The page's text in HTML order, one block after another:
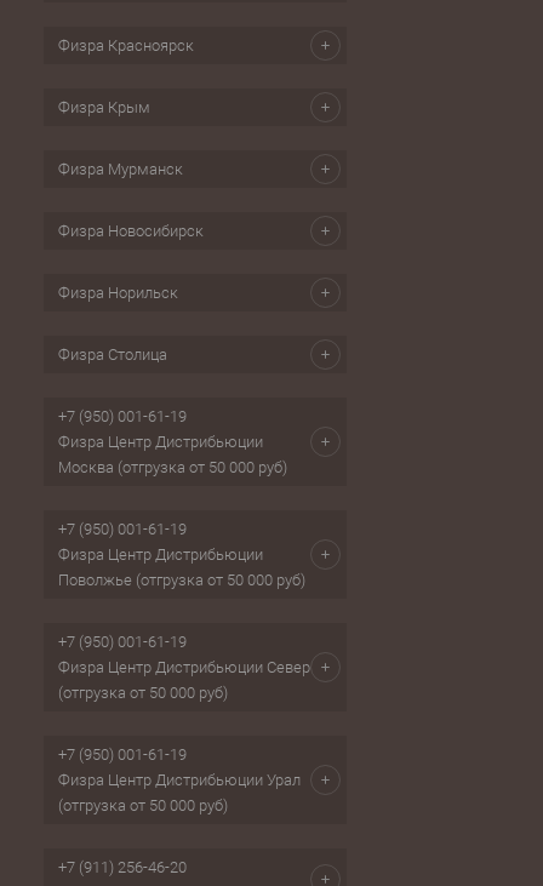
Физра Красноярск
Физра Крым
Физра Мурманск
Физра Новосибирск
Физра Норильск
Физра Столица
+7 (950) 001-61-19
Физра Центр Дистрибьюции
Москва (отгрузка от 50 000 руб)
+7 (950) 001-61-19
Физра Центр Дистрибьюции
Поволжье (отгрузка от 50 000 руб)
+7 (950) 001-61-19
Физра Центр Дистрибьюции Север
(отгрузка от 50 000 руб)
+7 (950) 001-61-19
Физра Центр Дистрибьюции Урал
(отгрузка от 50 000 руб)
+7 (911) 256-46-20